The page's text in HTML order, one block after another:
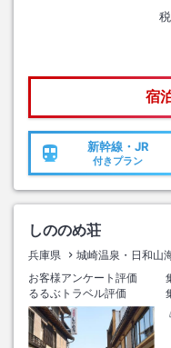
宿
新幹線・JR
付きプラン
しののめ荘
兵庫県 城崎温泉・日和山
お客様アンケート評価
るるぶトラベル評価